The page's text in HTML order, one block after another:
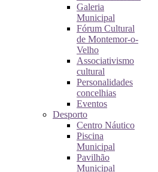
Galeria
Municipal
Fórum Cultural
de Montemor-o-
Velho
Associativismo
cultural
Personalidades
concelhias
Eventos
Desporto
Centro Náutico
Piscina
Municipal
Pavilhão
Municipal